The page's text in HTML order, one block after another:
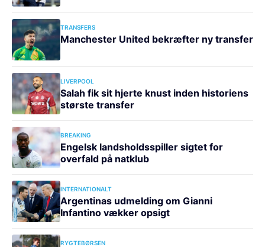
TRANSFERS
Manchester United bekræfter ny transfer
LIVERPOOL
Salah fik sit hjerte knust inden historiens
største transfer
BREAKING
Engelsk landsholdsspiller sigtet for
overfald på natklub
INTERNATIONALT
Argentinas udmelding om Gianni
Infantino vækker opsigt
RYGTEBØRSEN